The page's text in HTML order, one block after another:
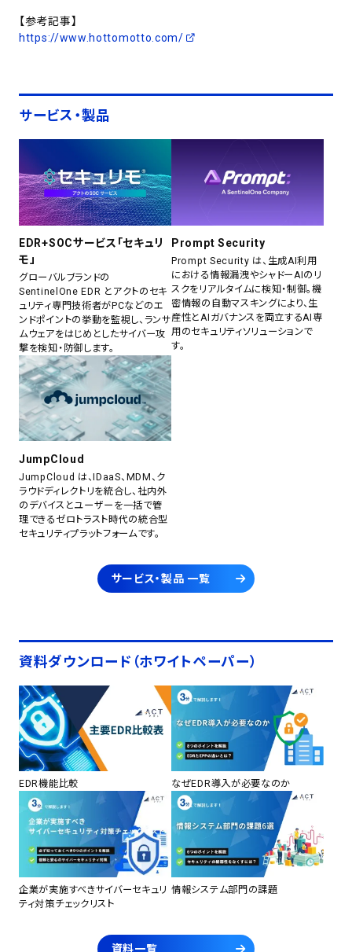
【参考記事】
https://www.hottomotto.com/
サービス・製品
EDR+SOCサービス「セキュリ
モ」
グローバルブランドの
SentinelOne EDR とアクトのセキ
ュリティ専門技術者がPCなどのエ
ンドポイントの挙動を監視し、ランサ
ムウェアをはじめとしたサイバー攻
撃を検知・防御します。
Prompt Security
Prompt Security は、生成AI利用
における情報漏洩やシャドーAIのリ
スクをリアルタイムに検知・制御。機
密情報の自動マスキングにより、生
産性とAIガバナンスを両立するAI専
用のセキュリティソリューションで
す。
JumpCloud
JumpCloud は、IDaaS、MDM、ク
ラウドディレクトリを統合し、社内外
のデバイスとユーザーを一括で管
理できるゼロトラスト時代の統合型
セキュリティプラットフォームです。
サービス・製品 一覧
資料ダウンロード（ホワイトペーパー）
EDR機能比較 なぜEDR導入が必要なのか
企業が実施すべきサイバーセキュリ
ティ対策チェックリスト
情報システム部門の課題
資料一覧